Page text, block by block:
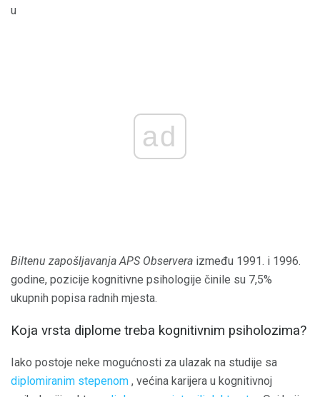
u
ad
Biltenu zapošljavanja APS Observera između 1991. i 1996.
godine, pozicije kognitivne psihologije činile su 7,5%
ukupnih popisa radnih mjesta.
Koja vrsta diplome treba kognitivnim psiholozima?
Iako postoje neke mogućnosti za ulazak na studije sa
diplomiranim stepenom , većina karijera u kognitivnoj